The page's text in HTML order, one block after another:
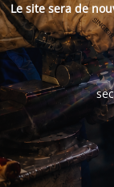
Le site sera de